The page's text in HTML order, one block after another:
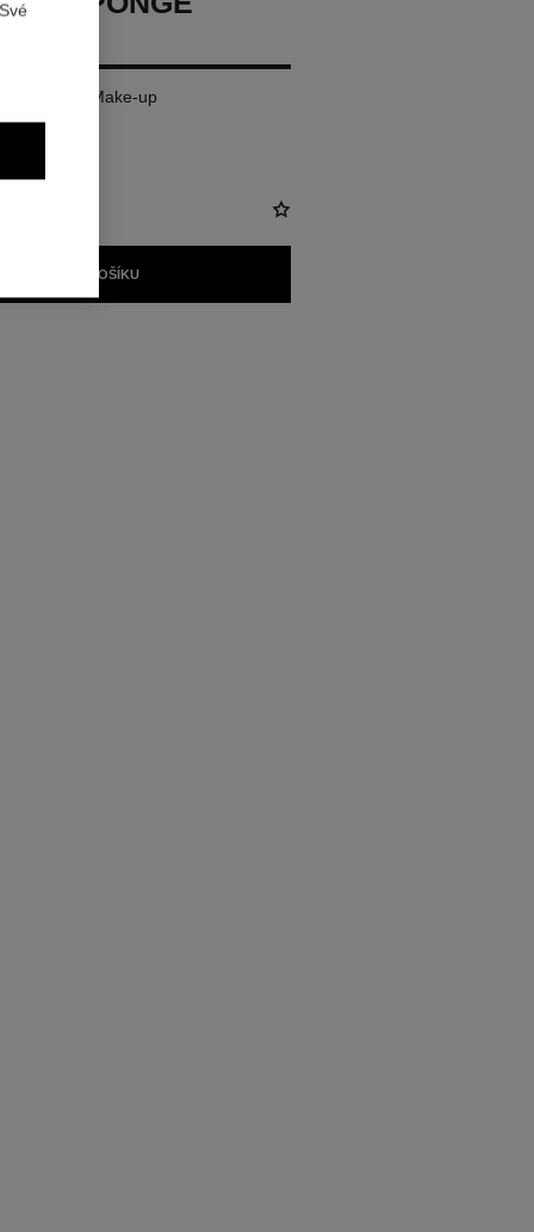
na Tekutý Make-up
PŘIDAT DO KOŠÍKU